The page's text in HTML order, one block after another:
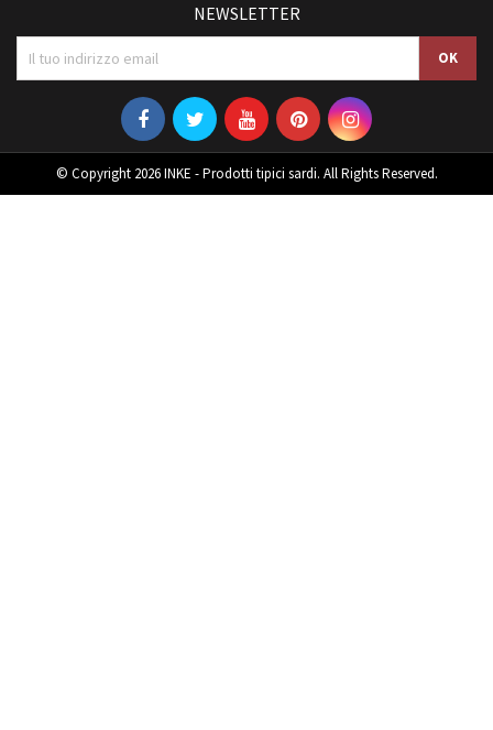
NEWSLETTER
© Copyright 2026 INKE - Prodotti tipici sardi. All Rights Reserved.